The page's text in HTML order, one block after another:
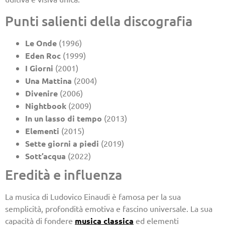
Punti salienti della discografia
Le Onde (1996)
Eden Roc (1999)
I Giorni (2001)
Una Mattina (2004)
Divenire (2006)
Nightbook (2009)
In un lasso di tempo (2013)
Elementi (2015)
Sette giorni a piedi (2019)
Sott’acqua (2022)
Eredità e influenza
La musica di Ludovico Einaudi è famosa per la sua
semplicità, profondità emotiva e fascino universale. La sua
capacità di fondere musica classica ed elementi